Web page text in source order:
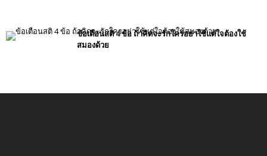
ข้อเตือนสติ 4 ข้อ ถ้าคิดจะรักใครอย่าใช้แต่ใจต้องใช้
สมองด้วย